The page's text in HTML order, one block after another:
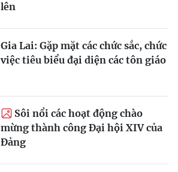
lên
Gia Lai: Gặp mặt các chức sắc, chức
việc tiêu biểu đại diện các tôn giáo
Sôi nổi các hoạt động chào
mừng thành công Đại hội XIV của
Đảng